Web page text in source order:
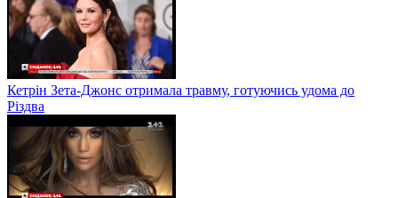
Кетрін Зета-Джонс отримала травму, готуючись удома до
Різдва